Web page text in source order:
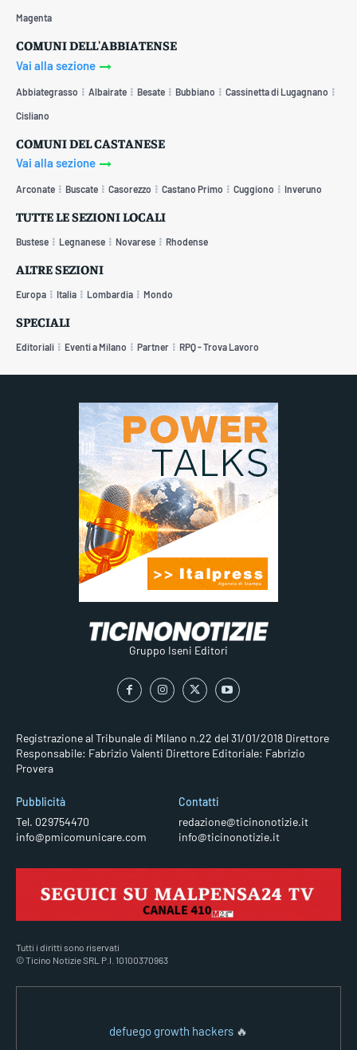
Magenta
COMUNI DELL'ABBIATENSE
Vai alla sezione
Abbiategrasso Albairate Besate Bubbiano Cassinetta di Lugagnano
Cisliano
COMUNI DEL CASTANESE
Vai alla sezione
Arconate Buscate Casorezzo Castano Primo Cuggiono Inveruno
TUTTE LE SEZIONI LOCALI
Bustese Legnanese Novarese Rhodense
ALTRE SEZIONI
Europa Italia Lombardia Mondo
SPECIALI
Editoriali Eventi a Milano Partner RPQ - Trova Lavoro
Gruppo Iseni Editori
Registrazione al Tribunale di Milano n.22 del 31/01/2018 Direttore
Responsabile: Fabrizio Valenti Direttore Editoriale: Fabrizio
Provera
Pubblicità
Tel. 029754470
info@pmicomunicare.com
Contatti
redazione@ticinonotizie.it
info@ticinonotizie.it
Tutti i diritti sono riservati
© Ticino Notizie SRL P.I. 10100370963
defuego growth hackers 🔥